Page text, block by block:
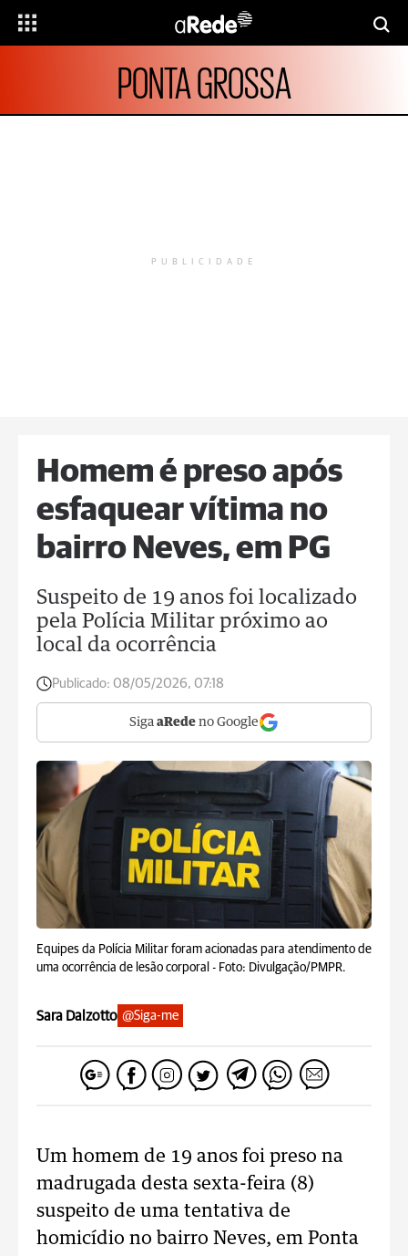
PONTA GROSSA
PUBLICIDADE
Homem é preso após
esfaquear vítima no
bairro Neves, em PG
Suspeito de 19 anos foi localizado
pela Polícia Militar próximo ao
local da ocorrência
Publicado: 08/05/2026, 07:18
Siga aRede no Google
Equipes da Polícia Militar foram acionadas para atendimento de
uma ocorrência de lesão corporal - Foto: Divulgação/PMPR.
Sara Dalzotto @Siga-me
Um homem de 19 anos foi preso na
madrugada desta sexta-feira (8)
suspeito de uma tentativa de
homicídio no bairro Neves, em Ponta